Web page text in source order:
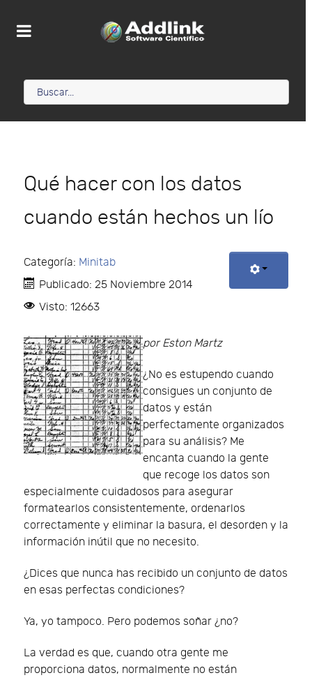
Qué hacer con los datos
cuando están hechos un lío
Categoría: Minitab
Publicado: 25 Noviembre 2014
Visto: 12663
por Eston Martz
¿No es estupendo cuando
consigues un conjunto de
datos y están
perfectamente organizados
para su análisis? Me
encanta cuando la gente
que recoge los datos son
especialmente cuidadosos para asegurar
formatearlos consistentemente, ordenarlos
correctamente y eliminar la basura, el desorden y la
información inútil que no necesito.
¿Dices que nunca has recibido un conjunto de datos
en esas perfectas condiciones?
Ya, yo tampoco. Pero podemos soñar ¿no?
La verdad es que, cuando otra gente me
proporciona datos, normalmente no están